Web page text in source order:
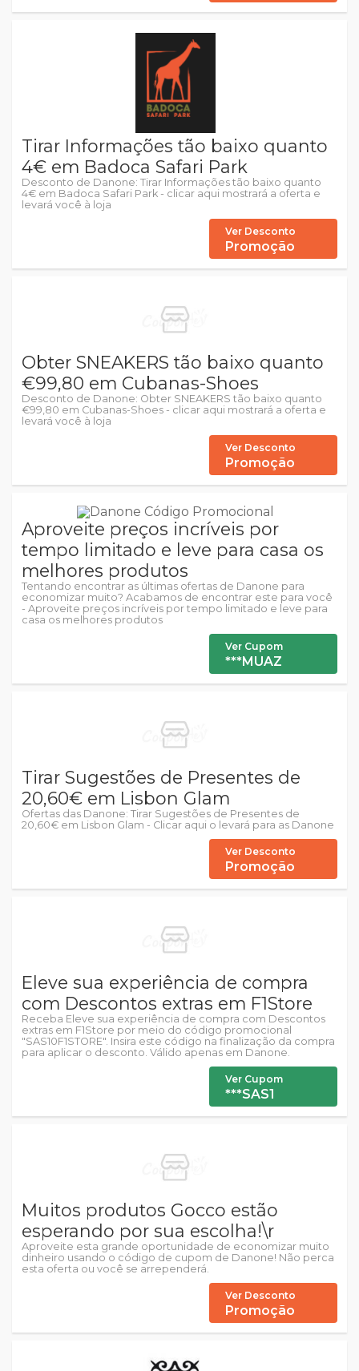
Tirar Informações tão baixo quanto
4€ em Badoca Safari Park
Desconto de Danone: Tirar Informações tão baixo quanto
4€ em Badoca Safari Park - clicar aqui mostrará a oferta e
levará você à loja
Ver Desconto
Promoção
Obter SNEAKERS tão baixo quanto
€99,80 em Cubanas-Shoes
Desconto de Danone: Obter SNEAKERS tão baixo quanto
€99,80 em Cubanas-Shoes - clicar aqui mostrará a oferta e
levará você à loja
Ver Desconto
Promoção
Aproveite preços incríveis por
tempo limitado e leve para casa os
melhores produtos
Tentando encontrar as últimas ofertas de Danone para
economizar muito? Acabamos de encontrar este para você
- Aproveite preços incríveis por tempo limitado e leve para
casa os melhores produtos
Ver Cupom
***MUAZ
Tirar Sugestões de Presentes de
20,60€ em Lisbon Glam
Ofertas das Danone: Tirar Sugestões de Presentes de
20,60€ em Lisbon Glam - Clicar aqui o levará para as Danone
Ver Desconto
Promoção
Eleve sua experiência de compra
com Descontos extras em F1Store
Receba Eleve sua experiência de compra com Descontos
extras em F1Store por meio do código promocional
"SAS10F1STORE". Insira este código na finalização da compra
para aplicar o desconto. Válido apenas em Danone.
Ver Cupom
***SAS1
Muitos produtos Gocco estão
esperando por sua escolha!\r
Aproveite esta grande oportunidade de economizar muito
dinheiro usando o código de cupom de Danone! Não perca
esta oferta ou você se arrependerá.
Ver Desconto
Promoção